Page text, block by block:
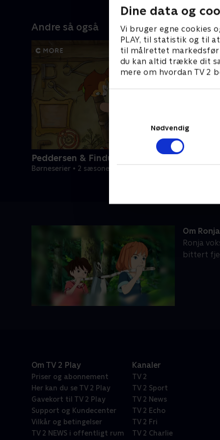
Dine data og
Vi bruger egne cookies
PLAY, til statistik og til
til målrettet
du kan altid trække dit
mere om hvordan TV 2
Nødvendig
Andre så også
Peddersen & Findus
Børneserier • 2 sæsoner
Om
Ronja
bittert
Om TV 2 Play
Priser og abonnement
Her kan du se TV 2 Play
Gavekort til TV 2 Play
Support og Kundecenter
Vilkår og betingelser
TV 2 NEWS i offentligt rum
Kanaler
TV 2
TV 2 Sport
TV 2 News
TV 2 Echo
TV 2 Fri
TV 2 Charlie